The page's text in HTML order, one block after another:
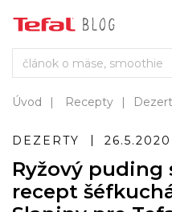
Úvod Recepty
DEZERTY 26.5.2020
Ryžový puding
recept